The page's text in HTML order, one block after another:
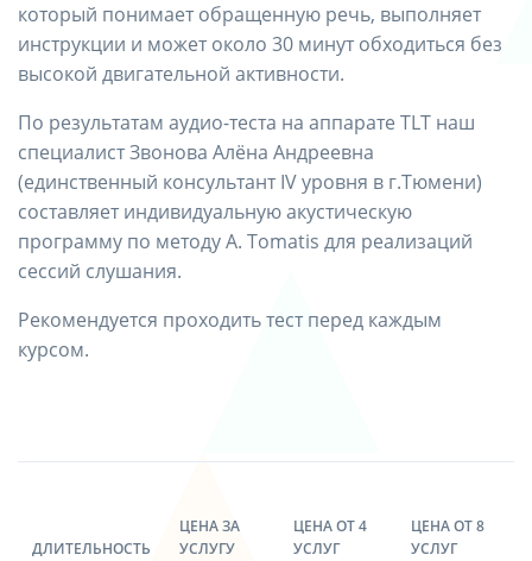
который понимает обращенную речь, выполняет
инструкции и может около 30 минут обходиться без
высокой двигательной активности.
По результатам аудио-теста на аппарате TLT наш
специалист Звонова Алёна Андреевна
(единственный консультант IV уровня в г.Тюмени)
составляет индивидуальную акустическую
программу по методу А. Tomatis для реализаций
сессий слушания.
Рекомендуется проходить тест перед каждым
курсом.
ДЛИТЕЛЬНОСТЬ
ЦЕНА ЗА
УСЛУГУ
ЦЕНА ОТ 4
УСЛУГ
ЦЕНА ОТ 8
УСЛУГ